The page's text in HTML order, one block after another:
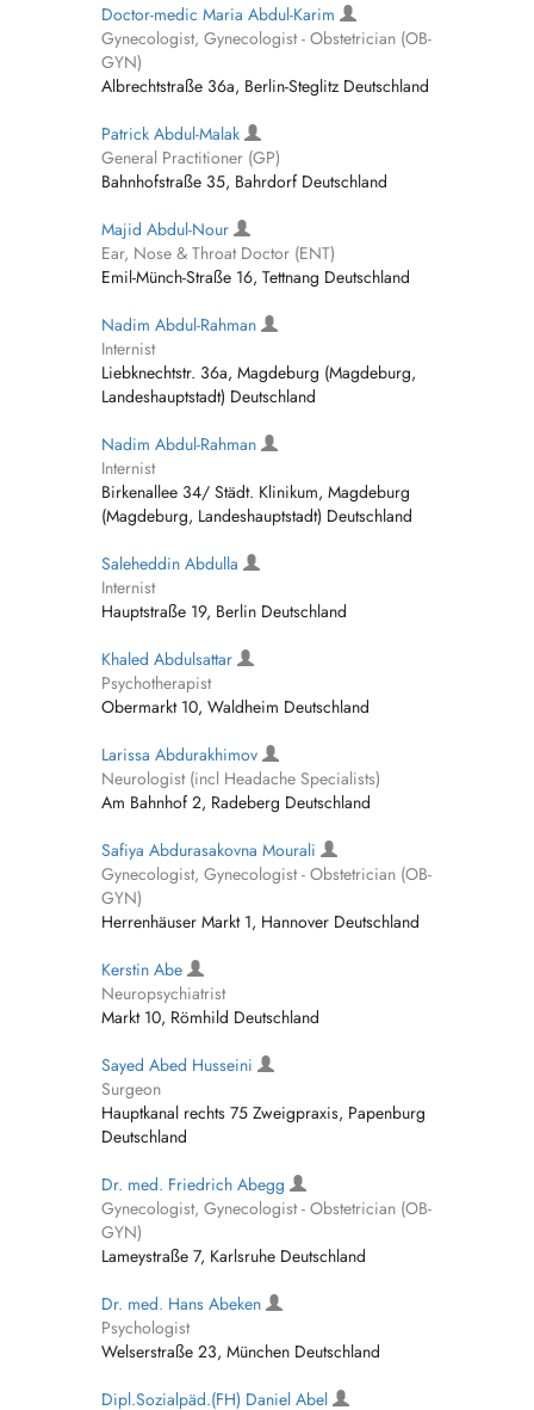
Doctor-medic Maria Abdul-Karim
Gynecologist, Gynecologist - Obstetrician (OB-
GYN)
Albrechtstraße 36a, Berlin-Steglitz Deutschland
Patrick Abdul-Malak
General Practitioner (GP)
Bahnhofstraße 35, Bahrdorf Deutschland
Majid Abdul-Nour
Ear, Nose & Throat Doctor (ENT)
Emil-Münch-Straße 16, Tettnang Deutschland
Nadim Abdul-Rahman
Internist
Liebknechtstr. 36a, Magdeburg (Magdeburg,
Landeshauptstadt) Deutschland
Nadim Abdul-Rahman
Internist
Birkenallee 34/ Städt. Klinikum, Magdeburg
(Magdeburg, Landeshauptstadt) Deutschland
Saleheddin Abdulla
Internist
Hauptstraße 19, Berlin Deutschland
Khaled Abdulsattar
Psychotherapist
Obermarkt 10, Waldheim Deutschland
Larissa Abdurakhimov
Neurologist (incl Headache Specialists)
Am Bahnhof 2, Radeberg Deutschland
Safiya Abdurasakovna Mourali
Gynecologist, Gynecologist - Obstetrician (OB-
GYN)
Herrenhäuser Markt 1, Hannover Deutschland
Kerstin Abe
Neuropsychiatrist
Markt 10, Römhild Deutschland
Sayed Abed Husseini
Surgeon
Hauptkanal rechts 75 Zweigpraxis, Papenburg
Deutschland
Dr. med. Friedrich Abegg
Gynecologist, Gynecologist - Obstetrician (OB-
GYN)
Lameystraße 7, Karlsruhe Deutschland
Dr. med. Hans Abeken
Psychologist
Welserstraße 23, München Deutschland
Dipl.Sozialpäd.(FH) Daniel Abel